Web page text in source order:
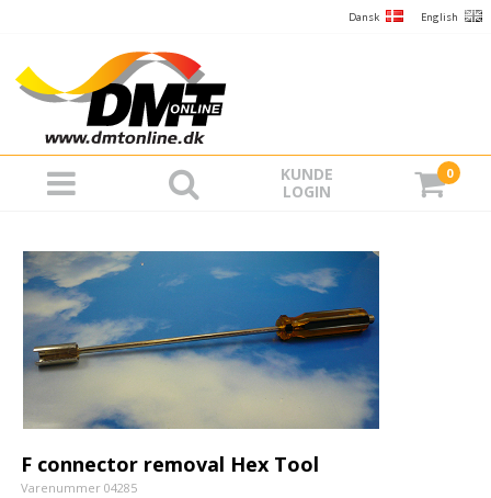
Dansk English
KUNDE
LOGIN
0
F connector removal Hex Tool
Varenummer 04285